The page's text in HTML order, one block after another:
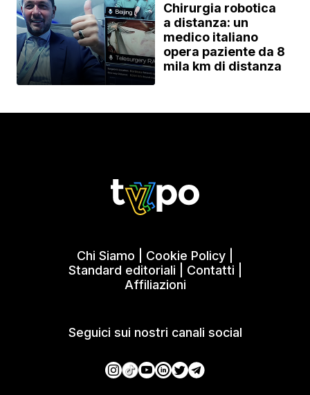
Chirurgia robotica
a distanza: un
medico italiano
opera paziente da 8
mila km di distanza
Chi Siamo Cookie Policy
Standard editoriali
Contatti
Affiliazioni
Seguici sui nostri canali social